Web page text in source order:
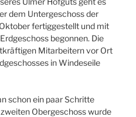
dem Untergeschoss der
fertiggestellt und mit
begonnen. Die
Mitarbeitern vor Ort
in Windeseile
schon ein paar Schritte
Obergeschoss wurde